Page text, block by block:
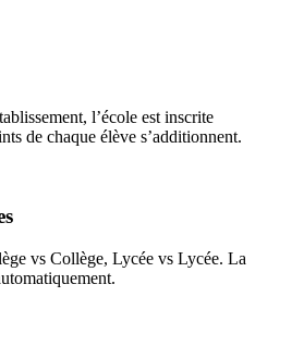
l’école est inscrite
de chaque élève s’additionnent.
vs Collège, Lycée vs Lycée. La